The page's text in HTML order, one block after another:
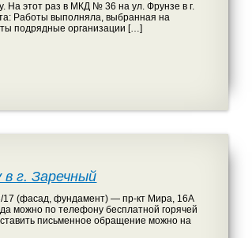
На этот раз в МКД № 36 на ул. Фрунзе в г.
Работы выполняла, выбранная на
подрядные организации […]
г. Заречный
17 (фасад, фундамент) — пр-кт Мира, 16А
можно по телефону бесплатной горячей
письменное обращение можно на